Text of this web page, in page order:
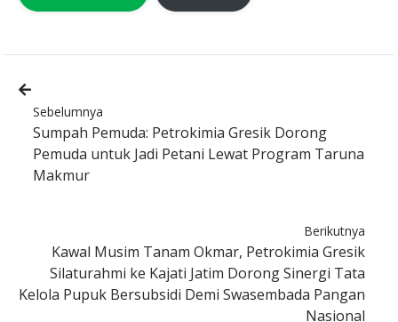
Sebelumnya
Sumpah Pemuda: Petrokimia Gresik Dorong
Pemuda untuk Jadi Petani Lewat Program Taruna
Makmur
Berikutnya
Kawal Musim Tanam Okmar, Petrokimia Gresik
Silaturahmi ke Kajati Jatim Dorong Sinergi Tata
Kelola Pupuk Bersubsidi Demi Swasembada Pangan
Nasional